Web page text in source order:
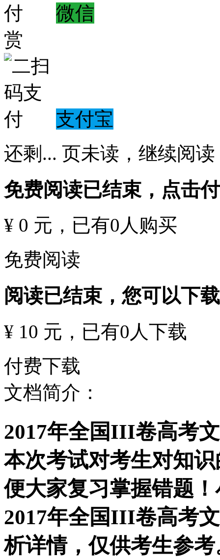
微信
赏
支付宝
还剩 ... 页未读， 继续阅读
免费阅读已结束，点击
¥ 0 元 ，已有0 人购买
免费阅读
阅读已结束，您可以下
¥ 10 元 ，已有0 人下载
付费下载
文档简介：
2017年全国III卷高考
本次考试对考生对知
便大家复习掌握错题
2017年全国III卷高考
析详情，仅供考生参考